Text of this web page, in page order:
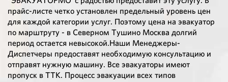
прайс-листе четко установлен предельный уровень цен
для каждой категории услуг. Поэтому цена на эвакуатор
по марштруту - в Северном Тушино Москва долгий
период остается невысокой.Наши Менеджеры-
Диспетчеры предоставят необходимую консультацию и
отправят нужную машину. Все эвакуаторы имеют
пропуск в ТТК. Процесс эвакуации всех типов